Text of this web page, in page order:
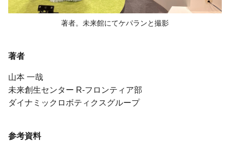
著者。未来館にてケパランと撮影
著者
山本 一哉
未来創生センター R-フロンティア部
ダイナミックロボティクスグループ
参考資料